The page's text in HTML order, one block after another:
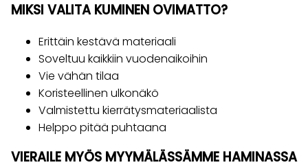
MIKSI VALITA KUMINEN OVIMATTO?
Erittäin kestävä materiaali
Soveltuu kaikkiin vuodenaikoihin
Vie vähän tilaa
Koristeellinen ulkonäkö
Valmistettu kierrätysmateriaalista
Helppo pitää puhtaana
VIERAILE MYÖS MYYMÄLÄSSÄMME HAMINASSA